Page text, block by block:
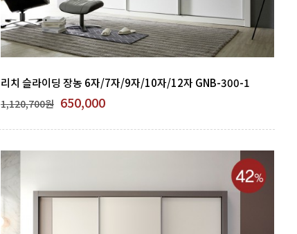
리치 슬라이딩 장농 6자/7자/9자/10자/12자 GNB-300-1
1,120,700원 650,000